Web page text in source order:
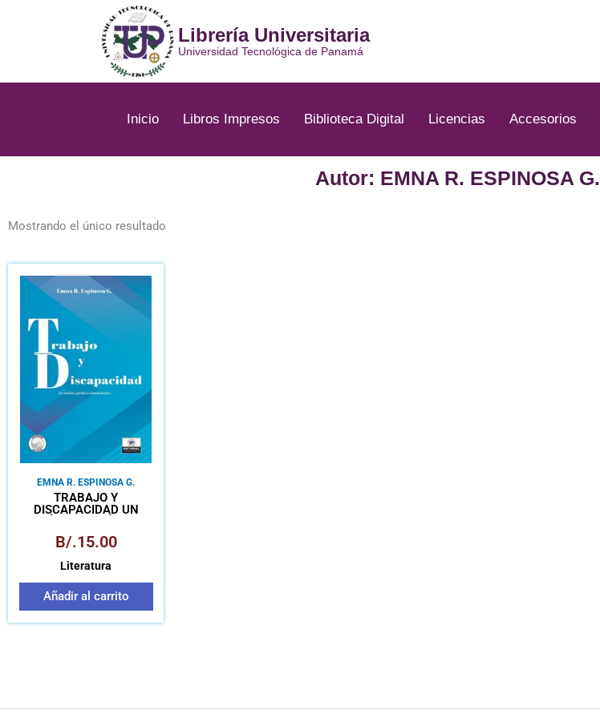
Librería Universitaria
Universidad Tecnológica de Panamá
Inicio Libros Impresos Biblioteca Digital Licencias Accesorios
Autor: EMNA R. ESPINOSA G.
Mostrando el único resultado
EMNA R. ESPINOSA G.
TRABAJO Y
DISCAPACIDAD UN
ADMINISTRATIVO
B/.15.00
Literatura
Añadir al carrito